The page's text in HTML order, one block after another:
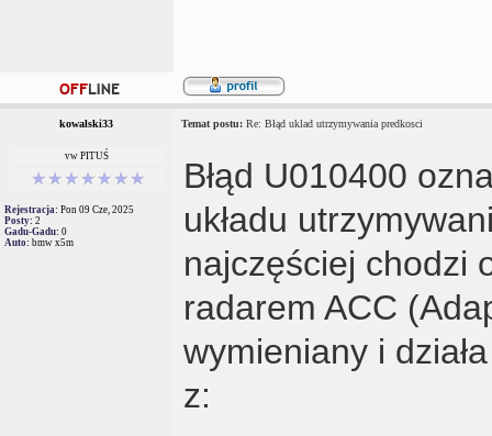
kowalski33 Temat postu: Re: Błąd uklad utrzymywania predkosci
vw PITUŚ
Rejestracja: Pon 09 Cze, 2025
Posty: 2
Gadu-Gadu: 0
Auto: bmw x5m
Błąd U010400
układu
najczęściej chodzi
radarem ACC
wymieniany i
z: